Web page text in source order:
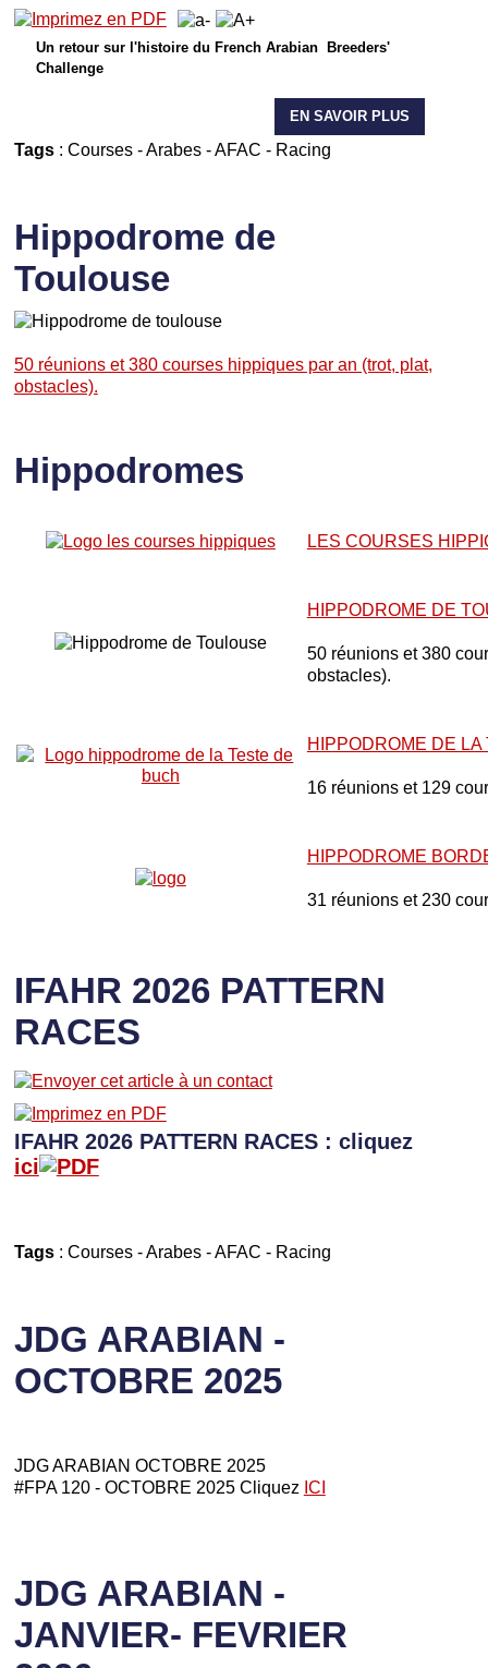
Un retour sur l'histoire du French Arabian Breeders'
Challenge
EN SAVOIR PLUS
Tags: Courses- Arabes- AFAC - Racing
Hippodrome de
Toulouse
50 réunions et 380 courses hippiques par an (trot, plat,
obstacles).
Hippodromes
LES COURSES
HIPPODROME DE
50 réunions et 380
obstacles).
HIPPODROME DE LA
16 réunions et 129
HIPPODROME
31 réunions et 230
IFAHR 2026 PATTERN
RACES
IFAHR 2026 PATTERN RACES : cliquez
ici
Tags: Courses-Arabes-AFAC - Racing
JDG ARABIAN -
OCTOBRE 2025
JDG ARABIAN OCTOBRE 2025
#FPA 120 - OCTOBRE 2025 Cliquez ICI
JDG ARABIAN -
JANVIER- FEVRIER